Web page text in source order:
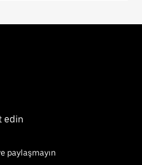
edin
paylaşmayın